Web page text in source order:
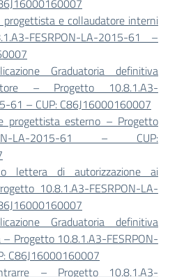
progettista e collaudatore interni
FESRPON-LA-2015-61 –
Graduatoria definitiva
– Progetto 10.8.1.A3-
61 – CUP: C86J16000160007
progettista esterno – Progetto
LA-2015-61 – CUP:
lettera di autorizzazione ai
10.8.1.A3-FESRPON-LA-
Graduatoria definitiva
Progetto 10.8.1.A3-FESRPON-
C86J16000160007
– Progetto 10.8.1.A3-